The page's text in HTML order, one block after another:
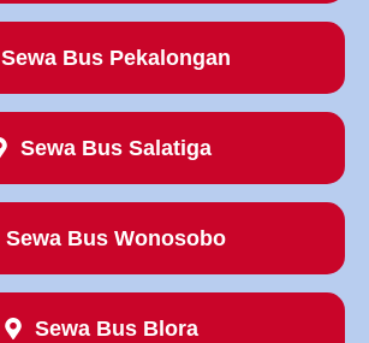
Sewa Bus Pekalongan
Sewa Bus Salatiga
Sewa Bus Wonosobo
Sewa Bus Blora